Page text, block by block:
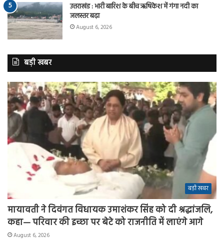
उत्तराखंड : भारी बारिश के बीच ऋषिकेश में गंगा नदी का
जलस्तर बढ़ा
August 6, 2026
बड़ी खबर
बड़ी खबर
मायावती ने दिवंगत विधायक उमाशंकर सिंह को दी श्रद्धांजलि,
कहा— परिवार की इच्छा पर बेटे को राजनीति में लाएंगे आगे
August 6, 2026